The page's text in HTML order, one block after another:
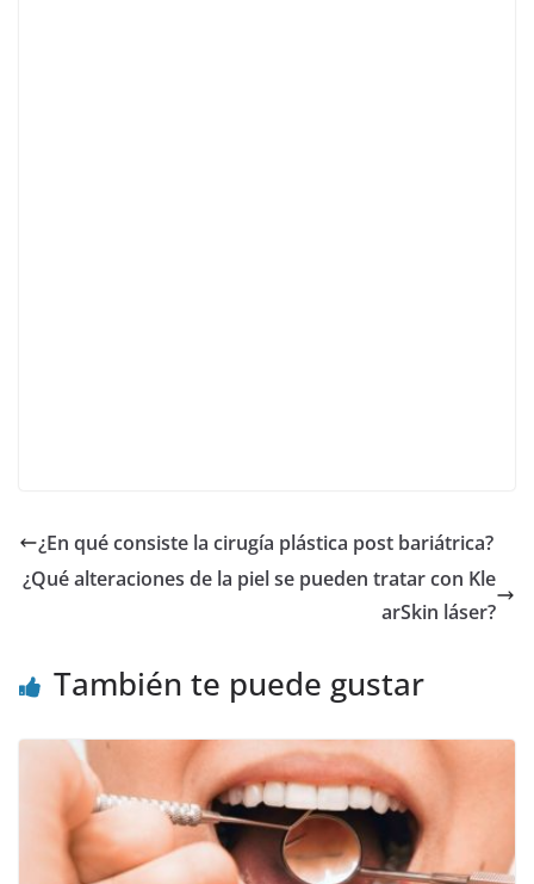
¿En qué consiste la cirugía plástica post bariátrica?
¿Qué alteraciones de la piel se pueden tratar con Kle
arSkin láser?
También te puede gustar